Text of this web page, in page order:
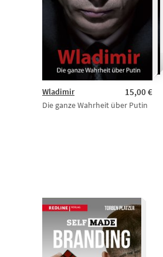
15,00 €
Wladimir
Die ganze Wahrheit über Putin